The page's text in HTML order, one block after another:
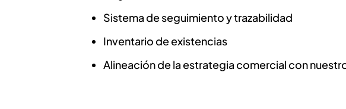
Sistema de seguimiento y trazabilidad
Inventario de existencias
Alineación de la estrategia comercial con